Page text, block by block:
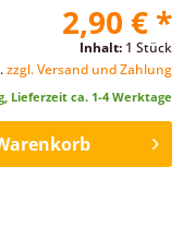
2,90 € *
Inhalt: 1 Stück
zzgl. Versand und Zahlung
Lieferzeit ca. 1-4 Werktage